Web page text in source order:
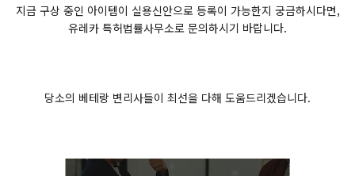
지금 구상 중인 아이템이 실용신안으로 등록이 가능한지 궁금하시다면,
유레카 특허법률사무소로 문의하시기 바랍니다.
당소의 베테랑 변리사들이 최선을 다해 도움드리겠습니다.